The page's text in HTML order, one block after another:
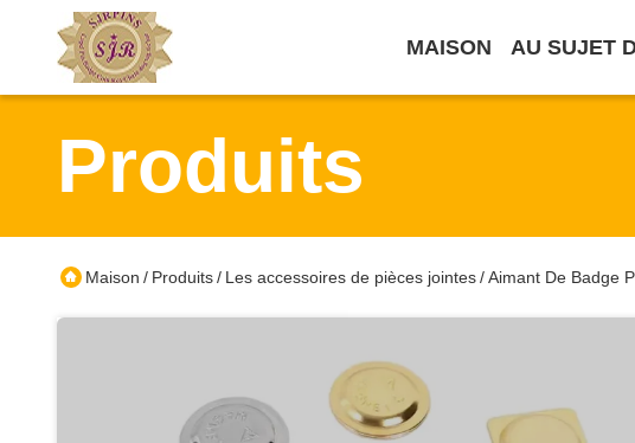
MAISON AU SUJET
Produits
Maison / Produits/ Les accessoires de pièces jointes/Aimant De Badge